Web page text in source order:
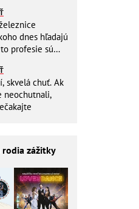
dnes hľadajú
profesie sú
skvelá chuť. Ak
neochutnali,
rodia zážitky